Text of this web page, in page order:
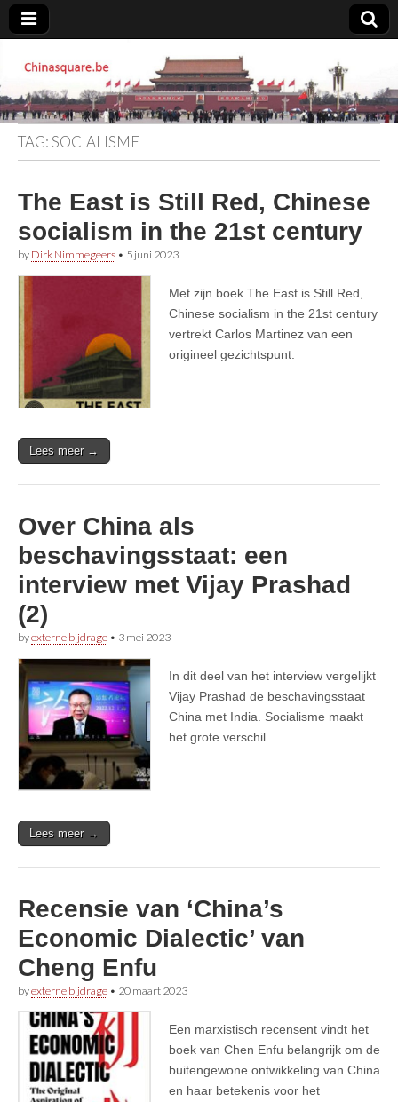
Chinasquare.be
TAG:SOCIALISME
The East is Still Red, Chinese
socialism in the 21st century
by Dirk Nimmegeers • 5 juni 2023
Met zijn boek The East is Still Red,
Chinese socialism in the 21st century
vertrekt Carlos Martinez van een
origineel gezichtspunt.
Lees meer →
Over China als
beschavingsstaat: een
interview met Vijay Prashad
(2)
byexterne bijdrage • 3 mei 2023
In dit deel van het interview vergelijkt
Vijay Prashad de beschavingsstaat
China met India. Socialisme maakt
het grote verschil.
Lees meer →
Recensie van ‘China’s
Economic Dialectic’ van
Cheng Enfu
byexterne bijdrage • 20 maart 2023
Een marxistisch recensent vindt het
boek van Chen Enfu belangrijk om de
buitengewone ontwikkeling van China
en haar betekenis voor het